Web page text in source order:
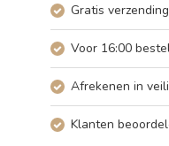
Gratis
Voor 16:00
Afrekenen in
Klanten